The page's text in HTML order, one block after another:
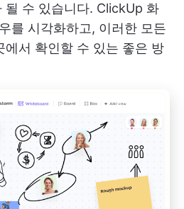
될 수 있습니다. ClickUp 화
를 시각화하고, 이러한 모든
에서 확인할 수 있는 좋은 방